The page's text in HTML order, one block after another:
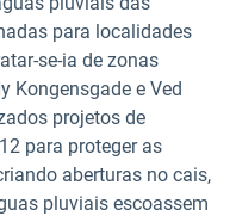
para localidades
se-ia de zonas
Kongensgade e Ved
projetos de
para proteger as
aberturas no cais,
pluviais escoassem